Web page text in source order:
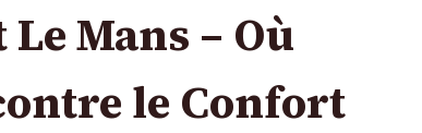
Mans – Où
le Confort